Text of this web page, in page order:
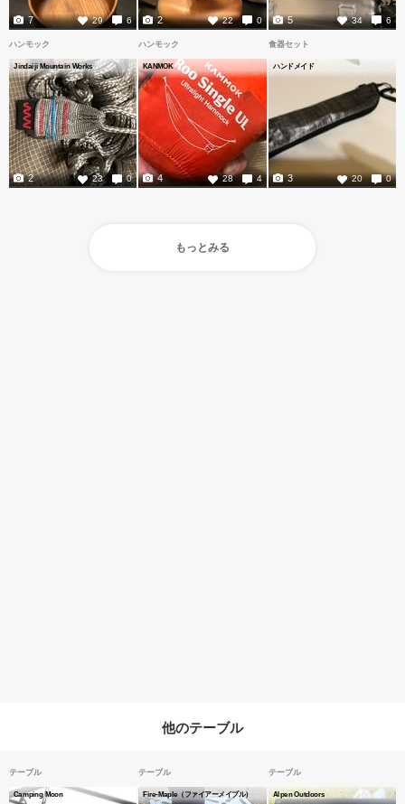
29 6
7 22 0
2 34 6
5
ハンモック
Jindaiji Mountain Works
23 0
2
ハンモック
KANMOK
28 4
4
食器セット
ハンドメイド
20 0
3
もっとみる
他のテーブル
テーブル
Camping Moon
テーブル
Fire-Maple（ファイアーメイプル）
テーブル
Alpen Outdoors